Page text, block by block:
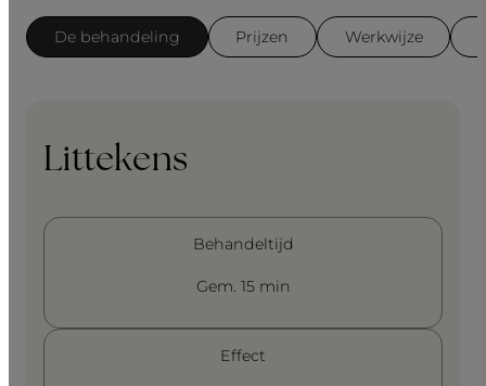
De behandeling Prijzen Werkwijze
Littekens
Behandeltijd
Gem. 15 min
Effect